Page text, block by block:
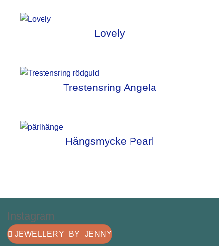
Lovely
Trestensring Angela
Hängsmycke Pearl
Instagram
JEWELLERY_BY_JENNY